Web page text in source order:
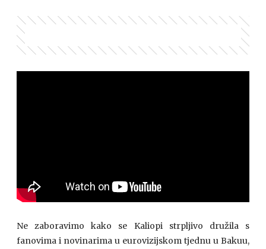
Ne zaboravimo kako se Kaliopi strpljivo družila s
fanovima i novinarima u eurovizijskom tjednu u Bakuu,